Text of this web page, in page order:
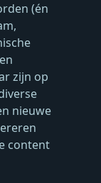
(én
zijn op
nieuwe
content